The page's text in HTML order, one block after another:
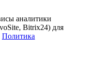
аналитики
Bitrix24) для
Политика